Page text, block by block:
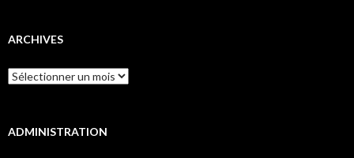
ARCHIVES
Archives
ADMINISTRATION